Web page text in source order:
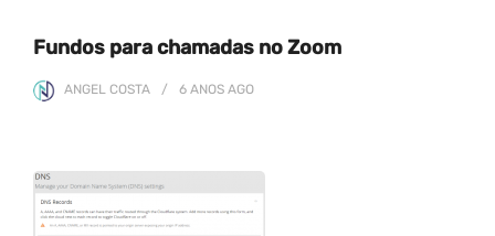
Fundos para chamadas no Zoom
ANGEL COSTA 6 ANOS AGO